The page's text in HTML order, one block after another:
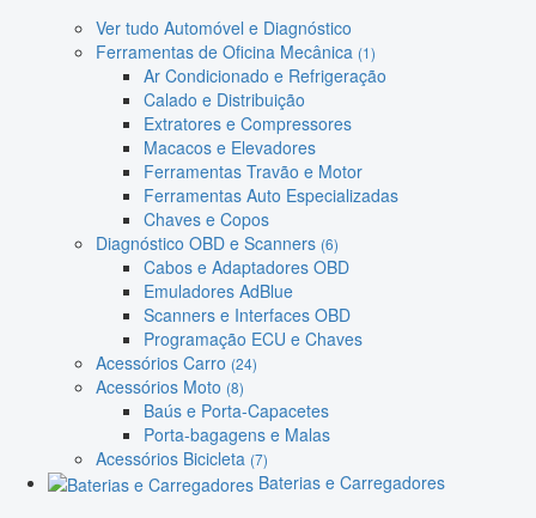
Ver tudo Automóvel e Diagnóstico
Ferramentas de Oficina Mecânica (1)
Ar Condicionado e Refrigeração
Calado e Distribuição
Extratores e Compressores
Macacos e Elevadores
Ferramentas Travão e Motor
Ferramentas Auto Especializadas
Chaves e Copos
Diagnóstico OBD e Scanners (6)
Cabos e Adaptadores OBD
Emuladores AdBlue
Scanners e Interfaces OBD
Programação ECU e Chaves
Acessórios Carro (24)
Acessórios Moto (8)
Baús e Porta-Capacetes
Porta-bagagens e Malas
Acessórios Bicicleta (7)
Baterias e Carregadores